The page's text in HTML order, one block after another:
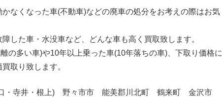
なくなった車(不動車)などの廃車の処分をお考えの際はお気
した車・水没車など、どんな車も高く買取致します。
の多い車)や10年以上乗った車(10年落ちの車)、下取り価格に
取り致します。
・寺井・根上) 野々市市 能美郡川北町 鶴来町 金沢市